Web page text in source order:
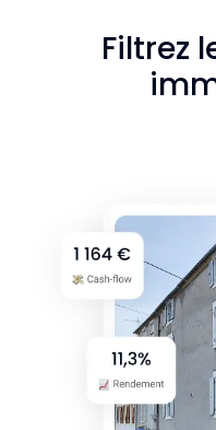
Filtrez